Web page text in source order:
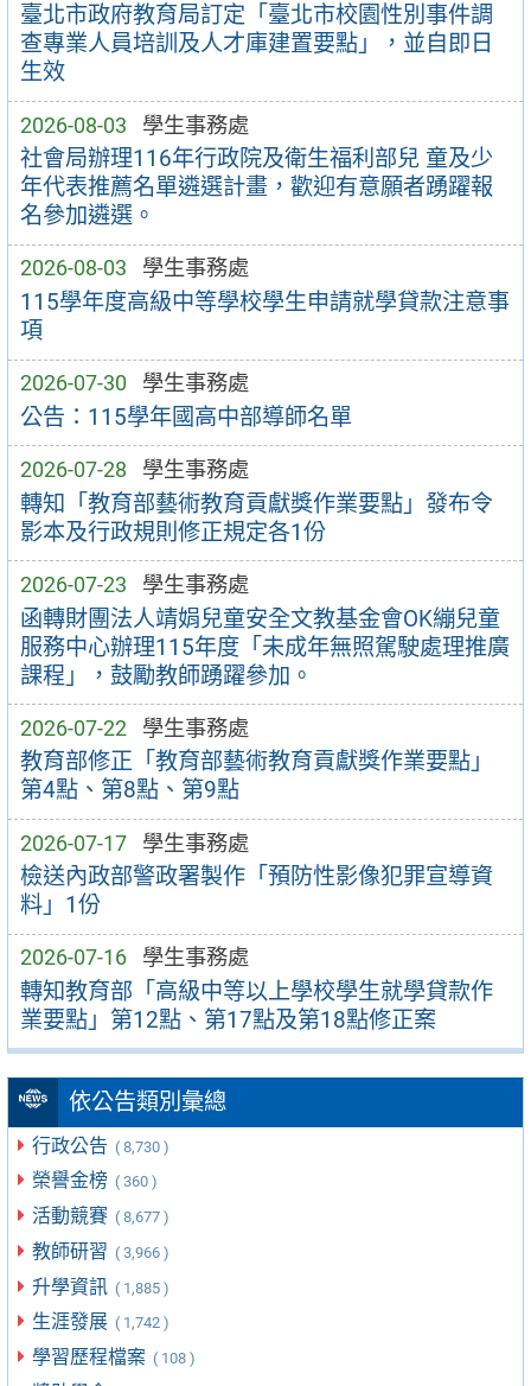
臺北市政府教育局訂定「臺北市校園性別事件調
查專業人員培訓及人才庫建置要點」，並自即日
生效
2026-08-03 學生事務處
社會局辦理116年行政院及衛生福利部兒 童及少
年代表推薦名單遴選計畫，歡迎有意願者踴躍報
名參加遴選。
2026-08-03 學生事務處
115學年度高級中等學校學生申請就學貸款注意事
項
2026-07-30 學生事務處
公告：115學年國高中部導師名單
2026-07-28 學生事務處
轉知「教育部藝術教育貢獻獎作業要點」發布令
影本及行政規則修正規定各1份
2026-07-23 學生事務處
函轉財團法人靖娟兒童安全文教基金會OK繃兒童
服務中心辦理115年度「未成年無照駕駛處理推廣
課程」，鼓勵教師踴躍參加。
2026-07-22 學生事務處
教育部修正「教育部藝術教育貢獻獎作業要點」
第4點、第8點、第9點
2026-07-17 學生事務處
檢送內政部警政署製作「預防性影像犯罪宣導資
料」1份
2026-07-16 學生事務處
轉知教育部「高級中等以上學校學生就學貸款作
業要點」第12點、第17點及第18點修正案
依公告類別彙總
行政公告 ( 8,730 )
榮譽金榜 ( 360 )
活動競賽 ( 8,677 )
教師研習 ( 3,966 )
升學資訊 ( 1,885 )
生涯發展 ( 1,742 )
學習歷程檔案 ( 108 )